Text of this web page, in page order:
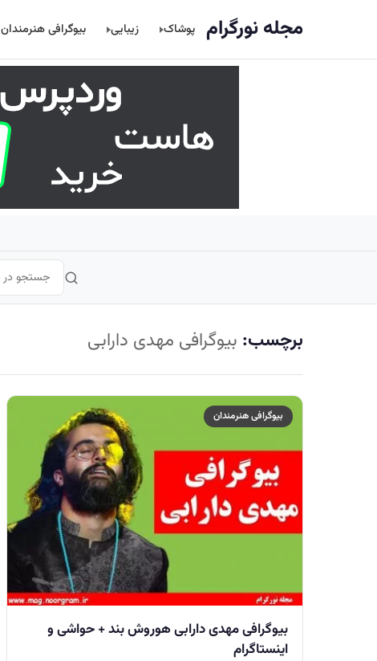
مجله نورگرام پوشاک زیبایی بیوگرافی هنرمندان
برچسب: بیوگرافی مهدی دارابی
بیوگرافی هنرمندان
بیوگرافی مهدی دارابی هوروش بند + حواشی و
اینستاگرام